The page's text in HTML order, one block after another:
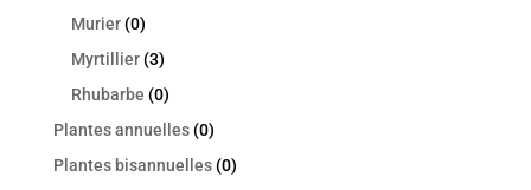
Murier (0)
Myrtillier (3)
Rhubarbe (0)
Plantes annuelles (0)
Plantes bisannuelles (0)